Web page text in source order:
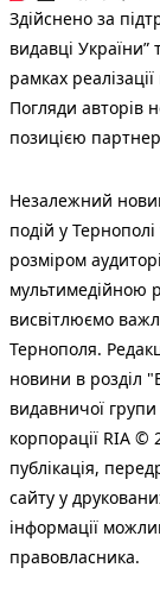
Здійснено за
видавці
рамках
Погляди авторів
позицією
Незалежний
подій у
розміром
мультимедійною
висвітлюємо
Тернополя.
новини в розділ
видавничої
корпорації RIA ©
публiкацiя,
сайту у
інформації
правовласника.